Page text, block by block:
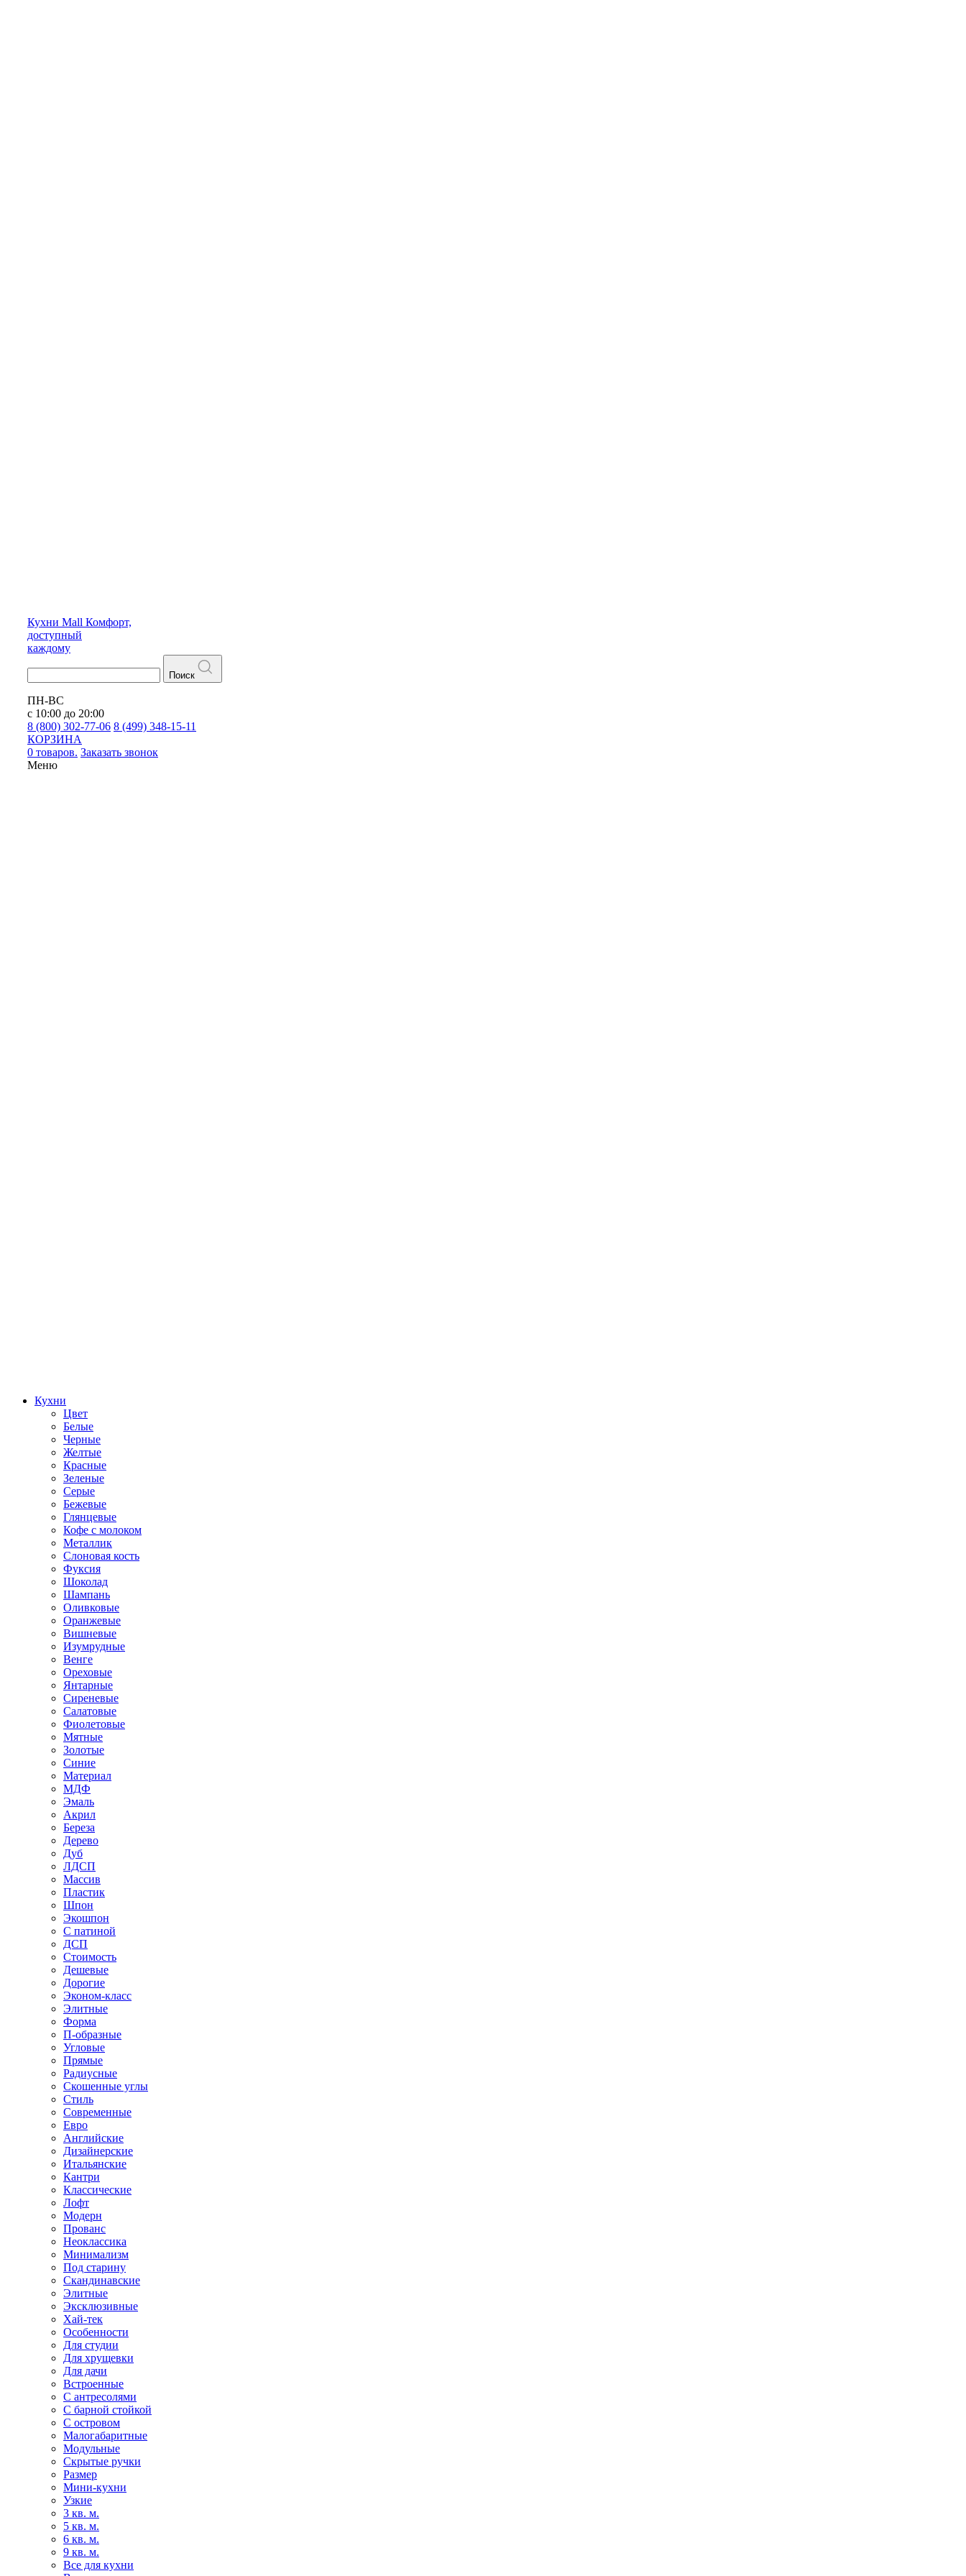
Кухни Mall Комфорт,
доступный
каждому
Поиск
ПН-ВС
с 10:00 до 20:00
8 (800) 302-77-06 8 (499) 348-15-11
КОРЗИНА
0 товаров. Заказать звонок
Меню
Кухни
Цвет
Белые
Черные
Желтые
Красные
Зеленые
Серые
Бежевые
Глянцевые
Кофе с молоком
Металлик
Слоновая кость
Фуксия
Шоколад
Шампань
Оливковые
Оранжевые
Вишневые
Изумрудные
Венге
Ореховые
Янтарные
Сиреневые
Салатовые
Фиолетовые
Мятные
Золотые
Синие
Материал
МДФ
Эмаль
Акрил
Береза
Дерево
Дуб
ЛДСП
Массив
Пластик
Шпон
Экошпон
С патиной
ДСП
Стоимость
Дешевые
Дорогие
Эконом-класс
Элитные
Форма
П-образные
Угловые
Прямые
Радиусные
Скошенные углы
Стиль
Современные
Евро
Английские
Дизайнерские
Итальянские
Кантри
Классические
Лофт
Модерн
Прованс
Неоклассика
Минимализм
Под старину
Скандинавские
Элитные
Эксклюзивные
Хай-тек
Особенности
Для студии
Для хрущевки
Для дачи
Встроенные
С антресолями
С барной стойкой
С островом
Малогабаритные
Модульные
Скрытые ручки
Размер
Мини-кухни
Узкие
3 кв. м.
5 кв. м.
6 кв. м.
9 кв. м.
Все для кухни